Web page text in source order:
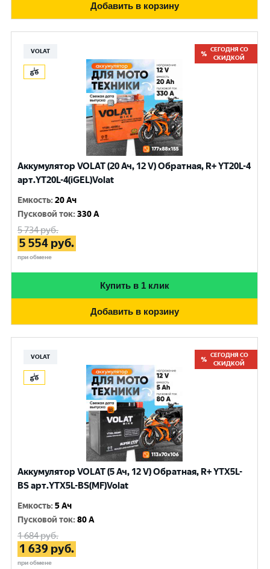
Добавить в корзину
VOLAT
СЕГОДНЯ СО
СКИДКОЙ
Аккумулятор VOLAT (20 Ач, 12 V) Обратная, R+ YT20L-4
арт.YT20L-4(iGEL)Volat
Емкость:20 Ач
Пусковой ток:330 A
5 734руб.
5 554 руб.
при обмене
Купить в 1 клик
Добавить в корзину
VOLAT
СЕГОДНЯ СО
СКИДКОЙ
Аккумулятор VOLAT (5 Ач, 12 V) Обратная, R+ YTX5L-
BS арт.YTX5L-BS(MF)Volat
Емкость:5 Ач
Пусковой ток:80 A
1 684руб.
1 639 руб.
при обмене